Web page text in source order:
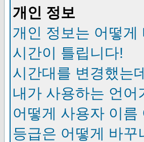
개인 정보
개인 정보는 어떻게
시간이 틀립니다!
시간대를 변경했는
내가 사용하는 언
어떻게 사용자 이
등급은 어떻게 바꾸